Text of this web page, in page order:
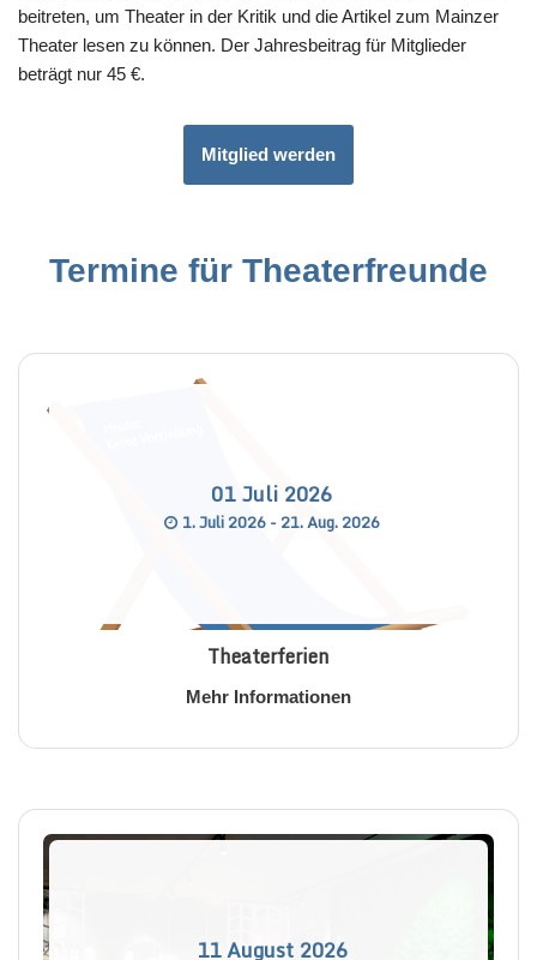
beitreten, um Theater in der Kritik und die Artikel zum Mainzer
Theater lesen zu können. Der Jahresbeitrag für Mitglieder
beträgt nur 45 €.
Mitglied werden
Termine für Theaterfreunde
01 Juli 2026
1. Juli 2026 - 21. Aug. 2026
Theaterferien
Mehr Informationen
11 August 2026